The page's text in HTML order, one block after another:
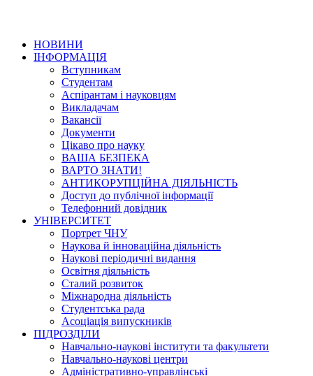
НОВИНИ
ІНФОРМАЦІЯ
Вступникам
Студентам
Аспірантам і науковцям
Викладачам
Вакансії
Документи
Цікаво про науку
ВАША БЕЗПЕКА
ВАРТО ЗНАТИ!
АНТИКОРУПЦІЙНА ДІЯЛЬНІСТЬ
Доступ до публічної інформації
Телефонний довідник
УНІВЕРСИТЕТ
Портрет ЧНУ
Наукова й інноваційна діяльність
Наукові періодичні видання
Освітня діяльність
Сталий розвиток
Міжнародна діяльність
Студентська рада
Асоціація випускників
ПІДРОЗДІЛИ
Навчально-наукові інститути та факультети
Навчально-наукові центри
Адміністративно-управлінські